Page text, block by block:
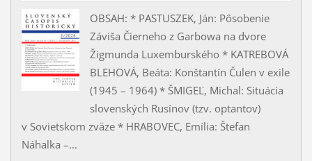
OBSAH: * PASTUSZEK, Ján: Pôsobenie
Záviša Čierneho z Garbowa na dvore
Žigmunda Luxemburského * KATREBOVÁ
BLEHOVÁ, Beáta: Konštantín Čulen v exile
(1945 – 1964) * ŠMIGEĽ, Michal: Situácia
slovenských Rusínov (tzv. optantov)
v Sovietskom zväze * HRABOVEC, Emília: Štefan
Náhalka –...